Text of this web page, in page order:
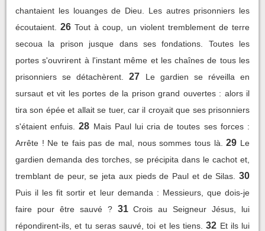
chantaient les louanges de Dieu. Les autres prisonniers les
écoutaient.
26 Tout à coup, un violent tremblement de terre
secoua la prison jusque dans ses fondations. Toutes les
portes s'ouvrirent à l'instant même et les chaînes de tous les
prisonniers se détachèrent.
27
Le gardien se réveilla en
sursaut et vit les portes de la prison grand ouvertes : alors il
tira son épée et allait se tuer, car il croyait que ses prisonniers
s'étaient enfuis.
28 Mais Paul lui cria de toutes ses forces :
Arrête ! Ne te fais pas de mal, nous sommes tous là.
29 Le
gardien demanda des torches, se précipita dans le cachot et,
tremblant de peur, se jeta aux pieds de Paul et de Silas.
30
Puis il les fit sortir et leur demanda : Messieurs, que dois-je
faire pour être sauvé ? 31 Crois au Seigneur Jésus, lui
répondirent-ils, et tu seras sauvé, toi et les tiens. 32 Et ils lui